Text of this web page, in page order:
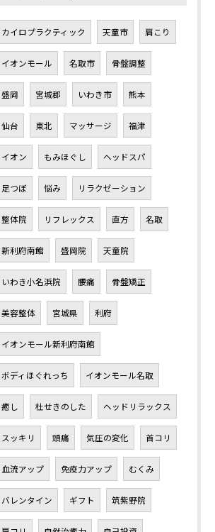
カイロプラクティック 天童市 肩こり
イオンモール 名取市 骨盤調整
盛岡 宮城郡 いわき市 熊本
仙台 東北 マッサージ 福津
イオン もみほぐし ヘッドスパ
足つぼ 悩み リラクゼーション
整体院 リフレックス 直方 名取
新利府南館 盛岡院 天童院
いわき小名浜院 腰痛 骨盤矯正
美容整体 宮城県 利府
イオンモール新利府南館
ボディほぐれっち イオンモール名取
癒し 杜せきのした ヘッドリラックス
スッキリ 頭痛 気圧の変化 首コリ
血流アップ 免疫力アップ むくみ
バレンタイン ギフト 筑紫野院